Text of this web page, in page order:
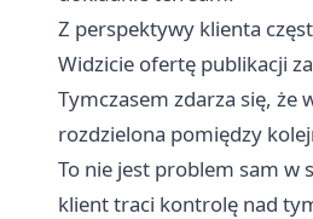
Z perspektywy klienta
Widzicie ofertę publikacji
Tymczasem zdarza się, że
rozdzielona pomiędzy
To nie jest problem sam w
klient traci kontrolę nad